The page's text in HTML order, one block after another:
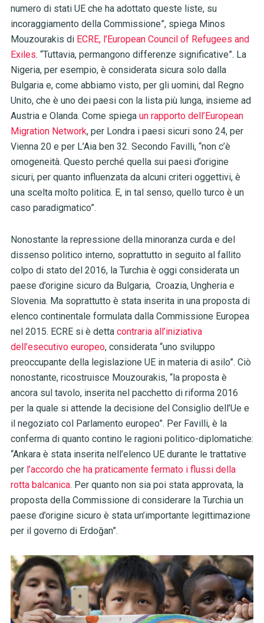
numero di stati UE che ha adottato queste liste, su
incoraggiamento della Commissione”, spiega Minos
Mouzourakis di ECRE, l’European Council of Refugees and
Exiles. “Tuttavia, permangono differenze significative”. La
Nigeria, per esempio, è considerata sicura solo dalla
Bulgaria e, come abbiamo visto, per gli uomini, dal Regno
Unito, che è uno dei paesi con la lista più lunga, insieme ad
Austria e Olanda. Come spiega un rapporto dell’European
Migration Network, per Londra i paesi sicuri sono 24, per
Vienna 20 e per L’Aia ben 32. Secondo Favilli, “non c’è
omogeneità. Questo perché quella sui paesi d’origine
sicuri, per quanto influenzata da alcuni criteri oggettivi, è
una scelta molto politica. E, in tal senso, quello turco è un
caso paradigmatico”.
Nonostante la repressione della minoranza curda e del
dissenso politico interno, soprattutto in seguito al fallito
colpo di stato del 2016, la Turchia è oggi considerata un
paese d’origine sicuro da Bulgaria, Croazia, Ungheria e
Slovenia. Ma soprattutto è stata inserita in una proposta di
elenco continentale formulata dalla Commissione Europea
nel 2015. ECRE si è detta contraria all’iniziativa
dell’esecutivo europeo, considerata “uno sviluppo
preoccupante della legislazione UE in materia di asilo”. Ciò
nonostante, ricostruisce Mouzourakis, “la proposta è
ancora sul tavolo, inserita nel pacchetto di riforma 2016
per la quale si attende la decisione del Consiglio dell’Ue e
il negoziato col Parlamento europeo”. Per Favilli, è la
conferma di quanto contino le ragioni politico-diplomatiche:
“Ankara è stata inserita nell’elenco UE durante le trattative
per l’accordo che ha praticamente fermato i flussi della
rotta balcanica. Per quanto non sia poi stata approvata, la
proposta della Commissione di considerare la Turchia un
paese d’origine sicuro è stata un’importante legittimazione
per il governo di Erdoğan”.